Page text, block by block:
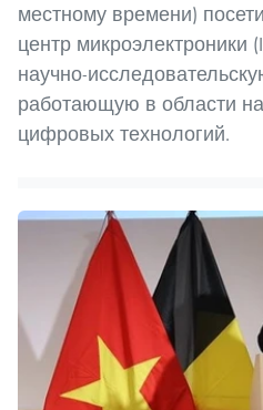
местному времени)
центр микроэлектроники
научно-
работающую в области
цифровых технологий.